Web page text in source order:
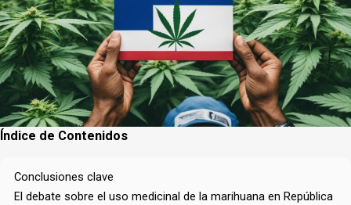
Índice de Contenidos
Conclusiones clave
El debate sobre el uso medicinal de la marihuana en República